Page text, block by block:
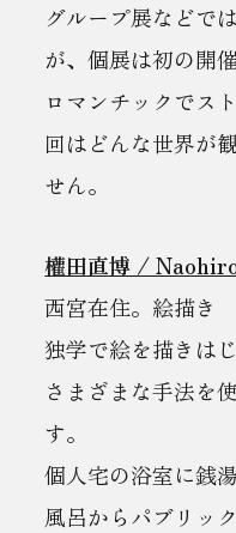
グループ展などで
が、個展は初の開
ロマンチックでス
回はどんな世界が
せん。
權田直博 /
西宮在住。絵描き
独学で絵を描きは
さまざまな手法を
す。
個人宅の浴室に銭
風呂からパブリッ